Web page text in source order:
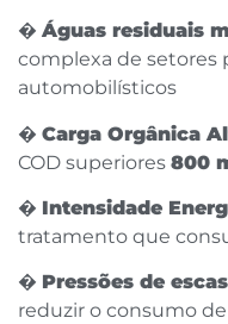
� Águas residuais
complexa de setores
automobilísticos
� Carga Orgânica
COD superiores 800
� Intensidade
tratamento que
� Pressões de
reduzir o consumo